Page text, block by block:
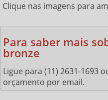
Clique nas imagens para
Para saber mais
bronze
Ligue para (11) 2631-1693
orçamento por email.